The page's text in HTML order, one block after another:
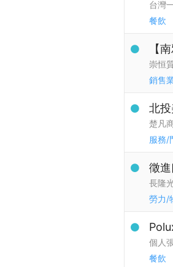
台灣
餐飲
【
崇恒
銷售
北
楚凡
服務/
徵
長隆
勞力/
個人
餐飲